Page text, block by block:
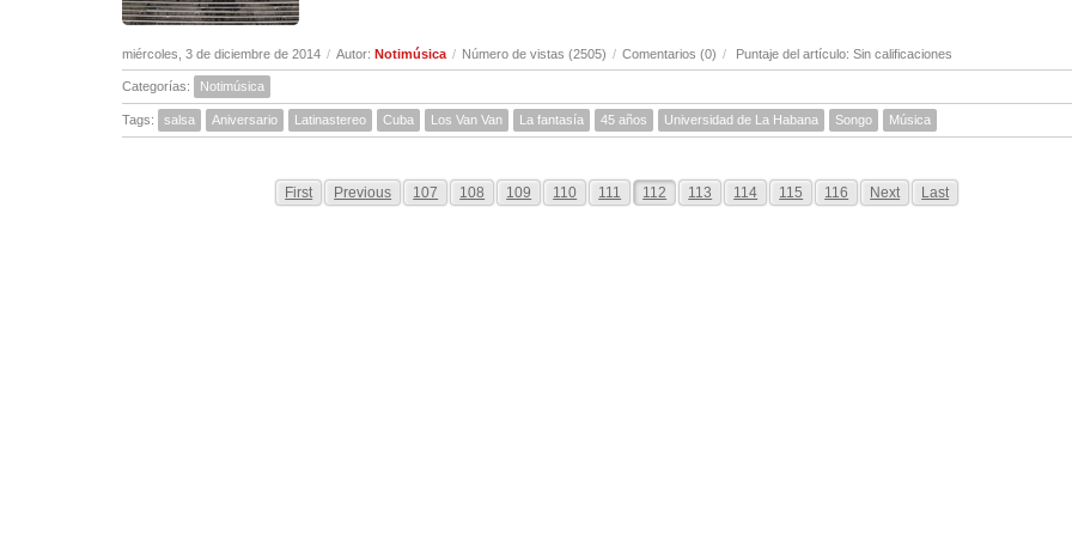
miércoles, 3 de diciembre de 2014 / Autor: Notimúsica / Número de vistas (2505) / Comentarios (0) / Puntaje del artículo: Sin calificaciones
Categorías: Notimúsica
Tags: salsa Aniversario Latinastereo Cuba Los Van Van La fantasía 45 años Universidad de La Habana Songo Música
First Previous 107 108 109 110 111 112 113 114 115 116 Next Last